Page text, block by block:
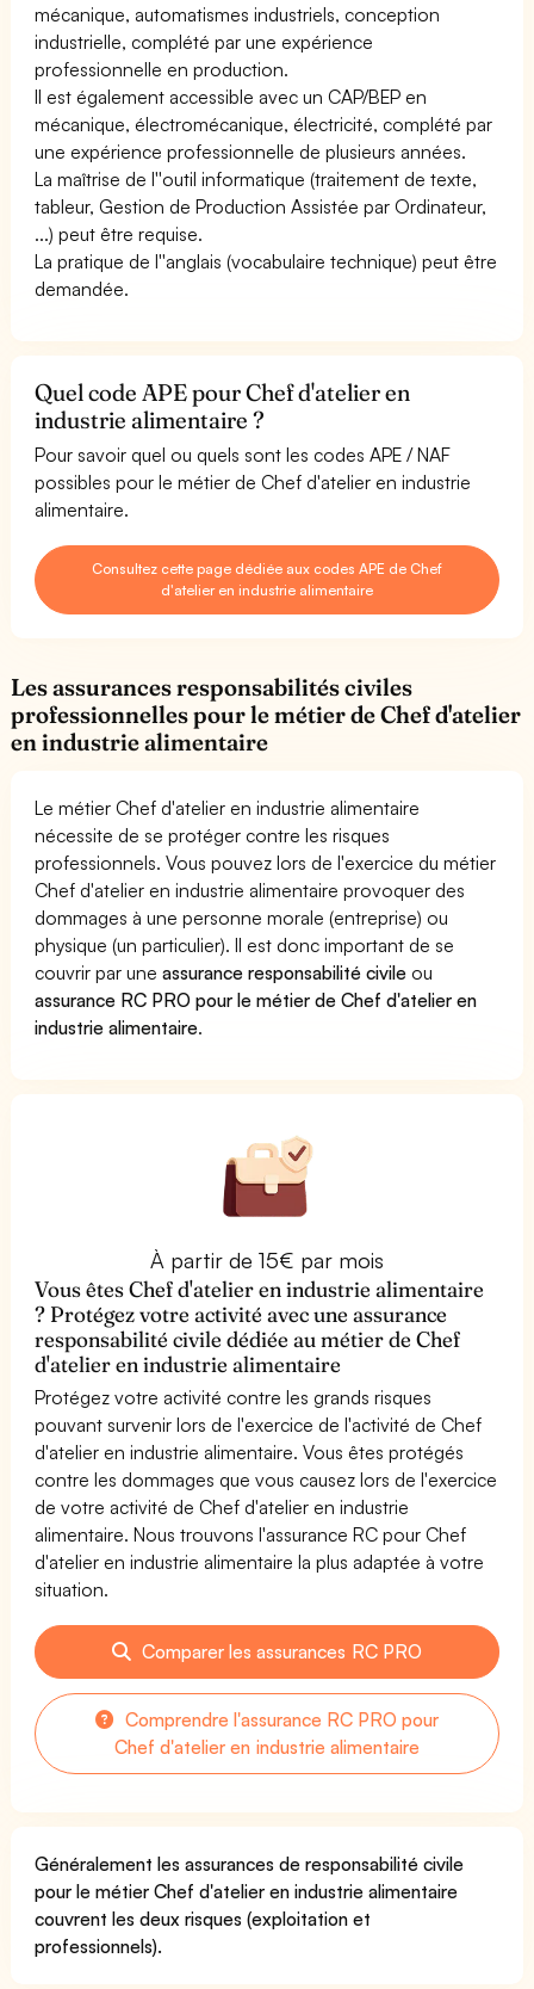
mécanique, automatismes industriels, conception
industrielle, complété par une expérience
professionnelle en production.
Il est également accessible avec un CAP/BEP en
mécanique, électromécanique, électricité, complété par
une expérience professionnelle de plusieurs années.
La maîtrise de l''outil informatique (traitement de texte,
tableur, Gestion de Production Assistée par Ordinateur,
...) peut être requise.
La pratique de l''anglais (vocabulaire technique) peut être
demandée.
Quel code APE pour Chef d'atelier en
industrie alimentaire ?
Pour savoir quel ou quels sont les codes APE / NAF
possibles pour le métier de Chef d'atelier en industrie
alimentaire.
Consultez cette page dédiée aux codes APE de Chef
d'atelier en industrie alimentaire
Les assurances responsabilités civiles
professionnelles pour le métier de Chef d'atelier
en industrie alimentaire
Le métier Chef d'atelier en industrie alimentaire
nécessite de se protéger contre les risques
professionnels. Vous pouvez lors de l'exercice du métier
Chef d'atelier en industrie alimentaire provoquer des
dommages à une personne morale (entreprise) ou
physique (un particulier). Il est donc important de se
couvrir par uneassurance responsabilité civile ou
assurance RC PRO pour le métier de Chef d'atelier en
industrie alimentaire.
À partir de 15€ par mois
Vous êtes Chef d'atelier en industrie alimentaire
? Protégez votre activité avec une assurance
responsabilité civile dédiée au métier de Chef
d'atelier en industrie alimentaire
Protégez votre activité contre les grands risques
pouvant survenir lors de l'exercice de l'activité de Chef
d'atelier en industrie alimentaire. Vous êtes protégés
contre les dommages que vous causez lors de l'exercice
de votre activité de Chef d'atelier en industrie
alimentaire. Nous trouvons l'assurance RC pour Chef
d'atelier en industrie alimentaire la plus adaptée à votre
situation.
Comparer les assurances RC PRO
Comprendre l'assurance RC PRO pour
Chef d'atelier en industrie alimentaire
Généralement les assurances de responsabilité civile
pour le métier Chef d'atelier en industrie alimentaire
couvrent les deux risques (exploitation et
professionnels).